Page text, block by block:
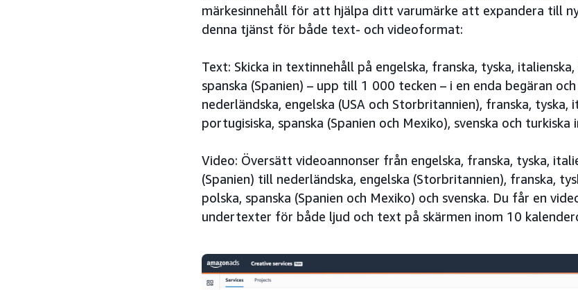
märkesinnehåll för att hjälpa ditt varumärke att expandera till
denna tjänst för både text- och videoformat:
Text: Skicka in textinnehåll på engelska, franska, tyska,
spanska (Spanien) – upp till 1 000 tecken – i en enda begäran
nederländska, engelska (USA och Storbritannien), franska, tyska,
portugisiska, spanska (Spanien och Mexiko), svenska och
Video: Översätt videoannonser från engelska, franska, tyska,
(Spanien) till nederländska, engelska (Storbritannien), franska,
polska, spanska (Spanien och Mexiko) och svenska. Du får en
undertexter för både ljud och text på skärmen inom 10